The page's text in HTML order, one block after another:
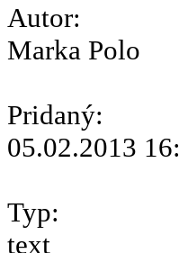
Autor:
Marka Polo
Pridaný:
05.02.2013
Typ:
text